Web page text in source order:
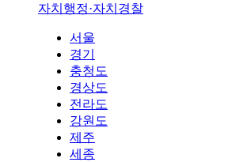
자치행정·자치경찰
서울
경기
충청도
경상도
전라도
강원도
제주
세종